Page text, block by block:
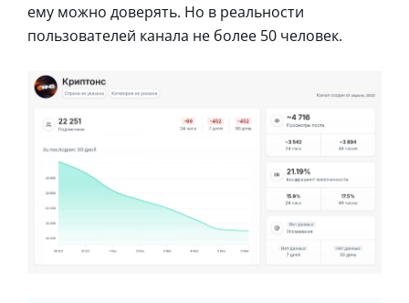
ему можно доверять. Но в реальности
пользователей канала не более 50 человек.